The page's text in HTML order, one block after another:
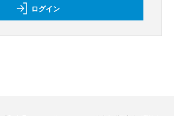
ログイン